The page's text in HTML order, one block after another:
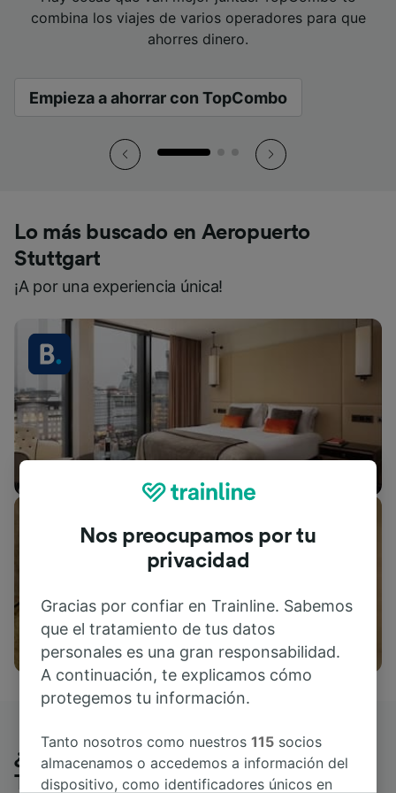
combina los viajes de varios operadores para que
ahorres dinero.
Empieza a ahorrar con TopCombo
viajar.
mano.
combina los viajes de varios operadores para que
ahorres dinero.
Empieza a ahorrar con TopCombo
viajar.
mano.
combina los viajes de varios operadores para que
ahorres dinero.
Empieza a ahorrar con TopCombo
viajar.
mano.
Lo más buscado en Aeropuerto
Stuttgart
¡A por una experiencia única!
Alojamientos
Actividades
¿Qué piensan nuestros clientes de
Trainline?
Nos preocupamos por tu
privacidad
Gracias por confiar en Trainline. Sabemos
que el tratamiento de tus datos
personales es una gran responsabilidad.
A continuación, te explicamos cómo
protegemos tu información.
Tanto nosotros como nuestros115 socios
almacenamos o accedemos a información del
dispositivo, como identificadores únicos en